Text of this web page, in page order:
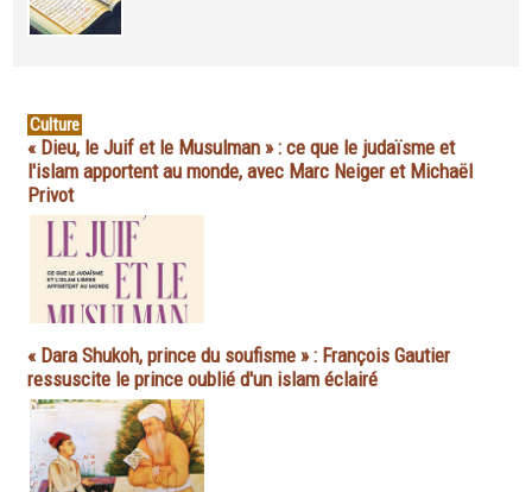
Culture
« Dieu, le Juif et le Musulman » : ce que le judaïsme et
l'islam apportent au monde, avec Marc Neiger et Michaël
Privot
« Dara Shukoh, prince du soufisme » : François Gautier
ressuscite le prince oublié d'un islam éclairé